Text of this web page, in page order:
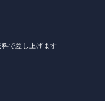
で差し上げます